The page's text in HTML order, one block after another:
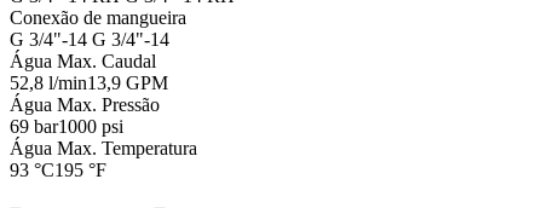
Conexão de mangueira
G 3/4"-14 G 3/4"-14
Água Max. Caudal
52,8 l/min13,9 GPM
Água Max. Pressão
69 bar1000 psi
Água Max. Temperatura
93 °C195 °F